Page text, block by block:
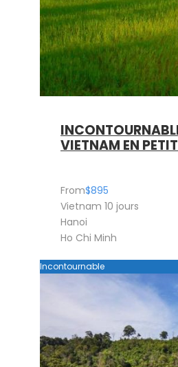
VIETNAM EN
From$895
Vietnam 10 jours
Hanoi
Ho Chi Minh
Incontournable